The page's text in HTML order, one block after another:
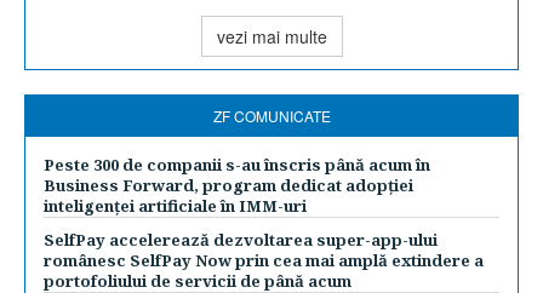
vezi mai multe
ZF COMUNICATE
Peste 300 de companii s-au înscris până acum în
Business Forward, program dedicat adopției
inteligenței artificiale în IMM-uri
SelfPay accelerează dezvoltarea super-app-ului
românesc SelfPay Now prin cea mai amplă extindere a
portofoliului de servicii de până acum